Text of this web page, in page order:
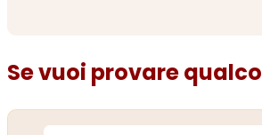
Se vuoi provare